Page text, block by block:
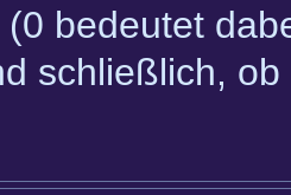
bedeutet
schließlich,